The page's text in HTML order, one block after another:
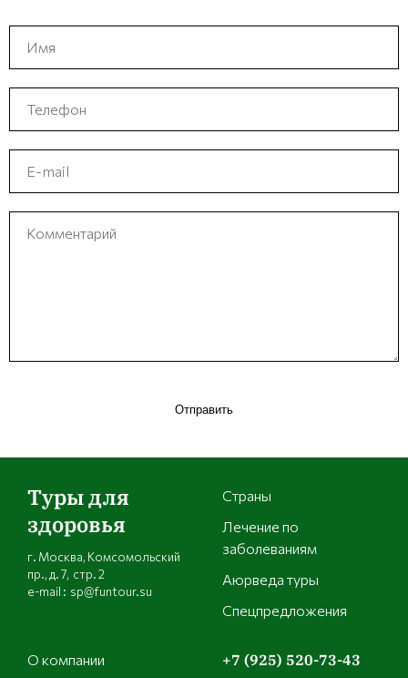
Отправить
Туры для
здоровья
г. Москва, Комсомольский
пр., д. 7, стр. 2
e-mail : sp@funtour.su
Страны
Лечение по
заболеваниям
Аюрведа туры
Спецпредложения
О компании +7 (925) 520-73-43